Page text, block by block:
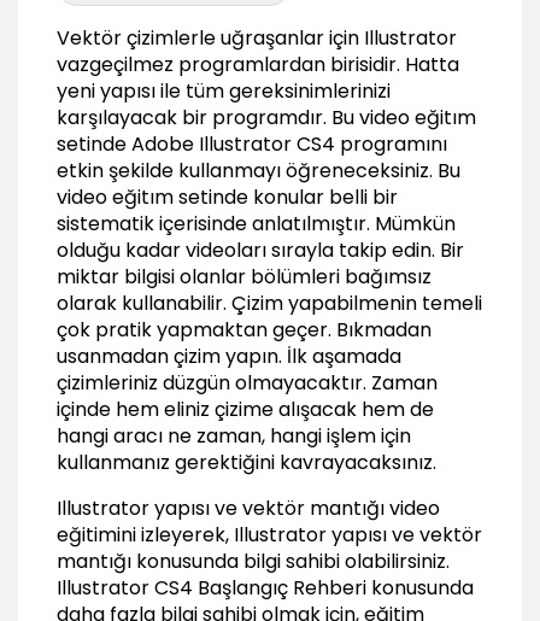
Magic wand ve lasso seçim araçları
05:15
Obje özelliklerine göre seçim, benzer nitelikteki
nesneleri seçme
07:17
Obje Oluşturma Araçları
Tüm temel açık objeleri oluşturma (Arc, Line,
Spiral vb.)
07:16
Temel seçim araçları, gruplar oluşturmak
08:22
Kalem araçları detaylı kullanımı (Pen Tool)
12:00
Kalem araçları detaylı kullanımı (Pencil Tool)
05:04
Obje Düzenleme Araçları (Editting)
Noktaları düzenlemek (Anchor Point, Connect
Point, Cut Point)
03:34
Obje kesiştirme aracı (Pathfinder Panel)
Vektör çizimlerle uğraşanlar için Illustrator
vazgeçilmez programlardan birisidir. Hatta
yeni yapısı ile tüm gereksinimlerinizi
karşılayacak bir programdır. Bu video eğitım
setinde Adobe Illustrator CS4 programını
etkin şekilde kullanmayı öğreneceksiniz. Bu
video eğitım setinde konular belli bir
sistematik içerisinde anlatılmıştır. Mümkün
olduğu kadar videoları sırayla takip edin. Bir
miktar bilgisi olanlar bölümleri bağımsız
olarak kullanabilir. Çizim yapabilmenin temeli
çok pratik yapmaktan geçer. Bıkmadan
usanmadan çizim yapın. İlk aşamada
çizimleriniz düzgün olmayacaktır. Zaman
içinde hem eliniz çizime alışacak hem de
hangi aracı ne zaman, hangi işlem için
kullanmanız gerektiğini kavrayacaksınız.
Illustrator yapısı ve vektör mantığı video
eğitimini izleyerek, Illustrator yapısı ve vektör
mantığı konusunda bilgi sahibi olabilirsiniz.
Illustrator CS4 Başlangıç Rehberi konusunda
daha fazla bilgi sahibi olmak için, eğitim